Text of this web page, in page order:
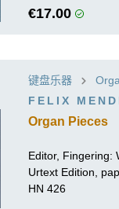
€17.00
键盘乐器
FELIX
Organ Pieces
Editor, Fingering:
Urtext Edition,
HN 426